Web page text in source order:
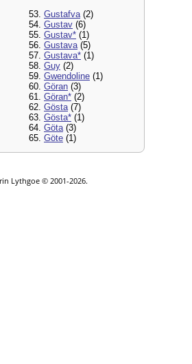
53. Gustafva(2)
54. Gustav (6)
55. Gustav* (1)
56. Gustava(5)
57. Gustava* (1)
58. Guy (2)
59. Gwendoline (1)
60. Göran (3)
61. Göran* (2)
62. Gösta(7)
63. Gösta* (1)
64. Göta(3)
65. Göte (1)
Lythgoe © 2001-2026.